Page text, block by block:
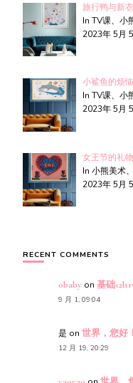
旅行鸭与新
In TV课、小
2023年 5月
小鲨鱼的烦恼
In TV课、小
2023年 5月
女王节的礼物
In 小熊美术
2023年 5月
RECENT COMMENTS
obaby on 基础
9 月 1, 09:04
是 on 世界，您好！
12 月 19, 20:29